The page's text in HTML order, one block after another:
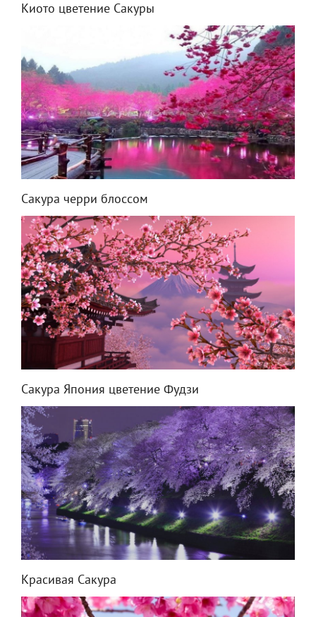
Киото цветение Сакуры
Сакура черри блоссом
Сакура Япония цветение Фудзи
Красивая Сакура